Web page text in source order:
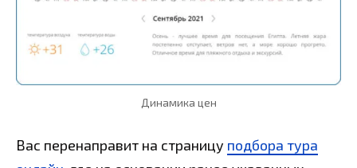
Динамика цен
Вас перенаправит на страницу подбора тура